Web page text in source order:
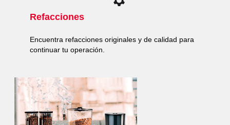
Refacciones
Encuentra refacciones originales y de calidad para
continuar tu operación.